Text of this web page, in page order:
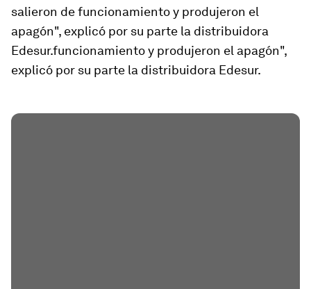
salieron de funcionamientoy produjeron el
apagón", explicó por su parte la distribuidora
Edesur.funcionamiento y produjeron el apagón",
explicó por su parte la distribuidora Edesur.